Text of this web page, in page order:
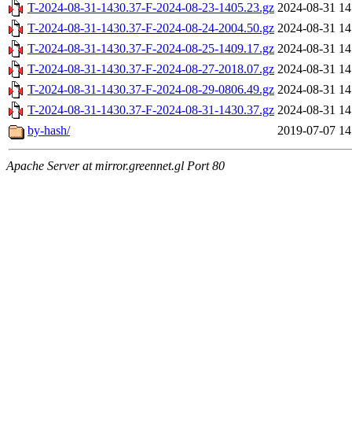
T-2024-08-31-1430.37-F-2024-08-23-1405.23.gz 2024-08-31
T-2024-08-31-1430.37-F-2024-08-24-2004.50.gz 2024-08-31
T-2024-08-31-1430.37-F-2024-08-25-1409.17.gz 2024-08-31
T-2024-08-31-1430.37-F-2024-08-27-2018.07.gz 2024-08-31
T-2024-08-31-1430.37-F-2024-08-29-0806.49.gz 2024-08-31
T-2024-08-31-1430.37-F-2024-08-31-1430.37.gz 2024-08-31
by-hash/
2019-07-07
Apache Server at mirror.greennet.gl Port 80